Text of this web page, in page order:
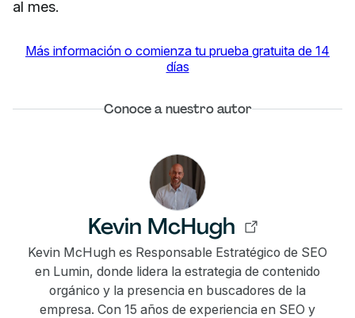
al mes.
Más información o comienza tu prueba gratuita de 14
días
Conoce a nuestro autor
Kevin McHugh
Kevin McHugh es Responsable Estratégico de SEO
en Lumin, donde lidera la estrategia de contenido
orgánico y la presencia en buscadores de la
empresa. Con 15 años de experiencia en SEO y